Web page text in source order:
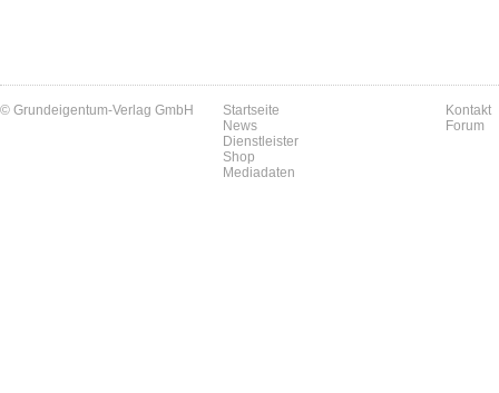
© Grundeigentum-Verlag GmbH
Startseite
News
Dienstleister
Shop
Mediadaten
Kontakt
Forum